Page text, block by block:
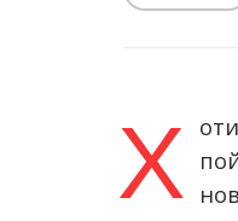
Х